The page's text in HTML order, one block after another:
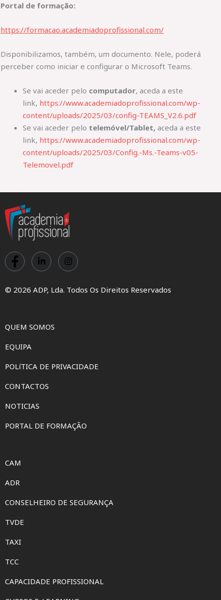
Portal de formação:
https://formacao.academiadoprofissional.com/
Disponibilizamos, também, um documento. Nele, poderá
perceber como iniciar e configurar o Microsoft Teams.
Se vai aceder pelo computador, aceda a este
link, https://www.academiadoprofissional.com/wp-
content/uploads/2025/03/config-TEAMS_V2.6.pdf
Se vai aceder pelo telemóvel/Tablet, aceda a este
link, https://www.academiadoprofissional.com/wp-
content/uploads/2025/03/Config.-Ms.-Teams-v05-
Telemovel.pdf
© 2026 ADP, Lda. Todos Os Direitos Reservados
QUEM SOMOS
EQUIPA
POLíTICA DE PRIVACIDADE
CONTACTOS
NOTICIAS
PORTAL DE FORMAÇÃO
CAM
ADR
CONSELHEIRO DE SEGURANÇA
TVDE
TAXI
TCC
CAPACIDADE PROFISSIONAL